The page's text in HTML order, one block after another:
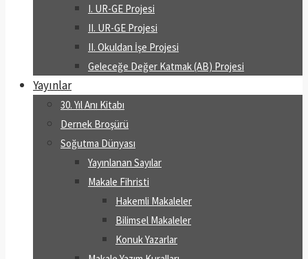
I. UR-GE Projesi
II. UR-GE Projesi
II. Okuldan İşe Projesi
Geleceğe Değer Katmak (AB) Projesi
Yayınlar
30. Yıl Anı Kitabı
Dernek Broşürü
Soğutma Dünyası
Yayınlanan Sayılar
Makale Fihristi
Hakemli Makaleler
Bilimsel Makaleler
Konuk Yazarlar